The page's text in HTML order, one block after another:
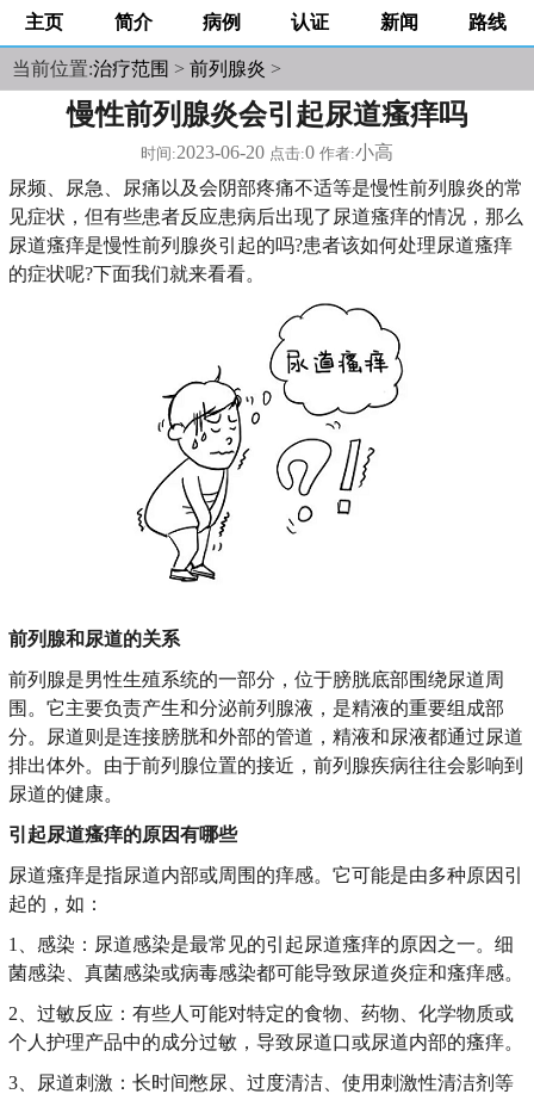
主页 简介 病例 认证 新闻 路线
当前位置:治疗范围 > 前列腺炎 >
慢性前列腺炎会引起尿道瘙痒吗
时间:2023-06-20 点击:0 作者:小高
尿频、尿急、尿痛以及会阴部疼痛不适等是慢性前列腺炎的常
见症状，但有些患者反应患病后出现了尿道瘙痒的情况，那么
尿道瘙痒是慢性前列腺炎引起的吗?患者该如何处理尿道瘙痒
的症状呢?下面我们就来看看。
前列腺和尿道的关系
前列腺是男性生殖系统的一部分，位于膀胱底部围绕尿道周
围。它主要负责产生和分泌前列腺液，是精液的重要组成部
分。尿道则是连接膀胱和外部的管道，精液和尿液都通过尿道
排出体外。由于前列腺位置的接近，前列腺疾病往往会影响到
尿道的健康。
引起尿道瘙痒的原因有哪些
尿道瘙痒是指尿道内部或周围的痒感。它可能是由多种原因引
起的，如：
1、感染：尿道感染是最常见的引起尿道瘙痒的原因之一。细
菌感染、真菌感染或病毒感染都可能导致尿道炎症和瘙痒感。
2、过敏反应：有些人可能对特定的食物、药物、化学物质或
个人护理产品中的成分过敏，导致尿道口或尿道内部的瘙痒。
3、尿道刺激：长时间憋尿、过度清洁、使用刺激性清洁剂等